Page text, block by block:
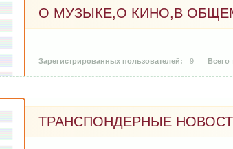
О МУЗЫКЕ,О КИНО,В
9
ТРАНСПОНДЕРНЫЕ